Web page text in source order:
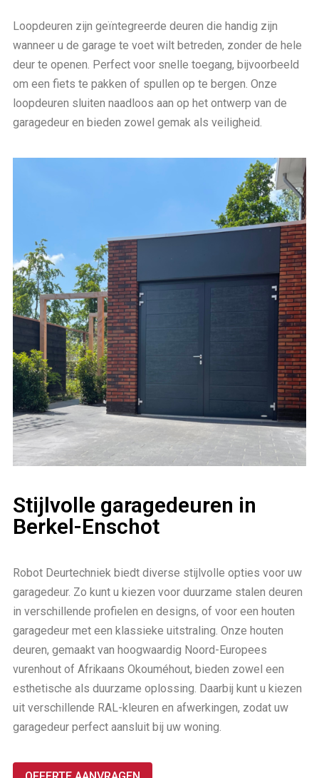
Loopdeuren zijn geïntegreerde deuren die handig zijn
wanneer u de garage te voet wilt betreden, zonder de hele
deur te openen. Perfect voor snelle toegang, bijvoorbeeld
om een fiets te pakken of spullen op te bergen. Onze
loopdeuren sluiten naadloos aan op het ontwerp van de
garagedeur en bieden zowel gemak als veiligheid.
Stijlvolle garagedeuren in
Berkel-Enschot
Robot Deurtechniek biedt diverse stijlvolle opties voor uw
garagedeur. Zo kunt u kiezen voor duurzame stalen deuren
in verschillende profielen en designs, of voor een houten
garagedeur met een klassieke uitstraling. Onze houten
deuren, gemaakt van hoogwaardig Noord-Europees
vurenhout of Afrikaans Okouméhout, bieden zowel een
esthetische als duurzame oplossing. Daarbij kunt u kiezen
uit verschillende RAL-kleuren en afwerkingen, zodat uw
garagedeur perfect aansluit bij uw woning.